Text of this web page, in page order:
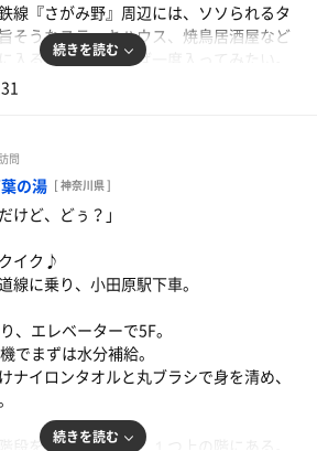
に荷物を預け、館内着に着替えてから風
なのか、素っ裸で行くのか迷ったが、結
感があり、段々畑ならぬ段々風呂のレイ
の湯をひと回りデカくしたようなプール
回っても良し！
水温も33℃と微妙なセッティングだか、
心地よさ。
LED照明のジェットバス。
た浅い水風呂。
湯と人工温泉が仲良く並ぶ。
せた15時のアウフグース！サ室は16名、
線『さがみ野』周辺には、ソソられるタ
そうなステーキハウス、焼鳥居酒屋など
入る。機会があれば一度入ってみたい。
館のみ730円コース。
鍵が幸運にも付いていた。
まずは10口程ゴクゴクと給水。脱水予防
清める。
完了。いざ！
からは水の流れる音がする。
りこの時間は空いててイイ。サ室もム
アツアツ…7分程で限界を迎えた。
」の教えを守った後、キンキンの水風呂
続きを読む
問
の湯 [ 神奈川県 ]
けど、どぅ？」
イク♪
線に乗り、小田原駅下車。
、エレベーターで5F。
でまずは水分補給。
ナイロンタオルと丸ブラシで身を清め、
段をぐるっと周り、１つ上の階にある。
続きを読む